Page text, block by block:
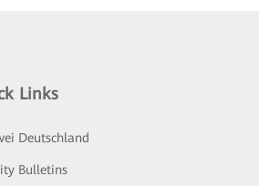
Links
Deutschland
Bulletins